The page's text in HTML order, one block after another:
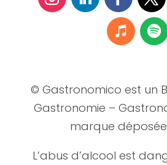
© Gastronomico est un
Gastronomie –
marque déposée
L’abus d’alcool est